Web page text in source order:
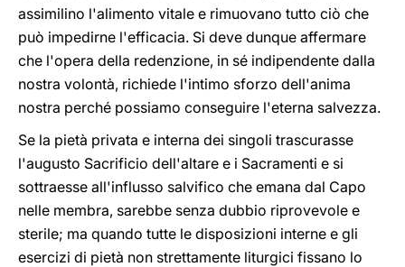
assimilino l'alimento vitale e rimuovano tutto ciò che
può impedirne l'efficacia. Si deve dunque affermare
che l'opera della redenzione, in sé indipendente dalla
nostra volontà, richiede l'intimo sforzo dell'anima
nostra perché possiamo conseguire l'eterna salvezza.
Se la pietà privata e interna dei singoli trascurasse
l'augusto Sacrificio dell'altare e i Sacramenti e si
sottraesse all'influsso salvifico che emana dal Capo
nelle membra, sarebbe senza dubbio riprovevole e
sterile; ma quando tutte le disposizioni interne e gli
esercizi di pietà non strettamente liturgici fissano lo